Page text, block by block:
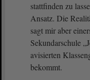
stattfinden zu
Ansatz. Die
sagt mir aber
Sekundarschule
avisierten
bekommt.